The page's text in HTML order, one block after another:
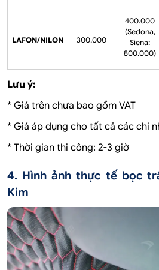
LAFON/NILON 300.000
400.000
(Sedona,
Siena:
800.000)
Lưu ý:
* Giá trên chưa bao gồm VAT
* Giá áp dụng cho tất cả các chi
* Thời gian thi công: 2-3 giờ
4. Hình ảnh thực tế bọc
Kim